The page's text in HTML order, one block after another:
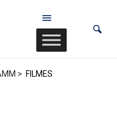
> FILMES